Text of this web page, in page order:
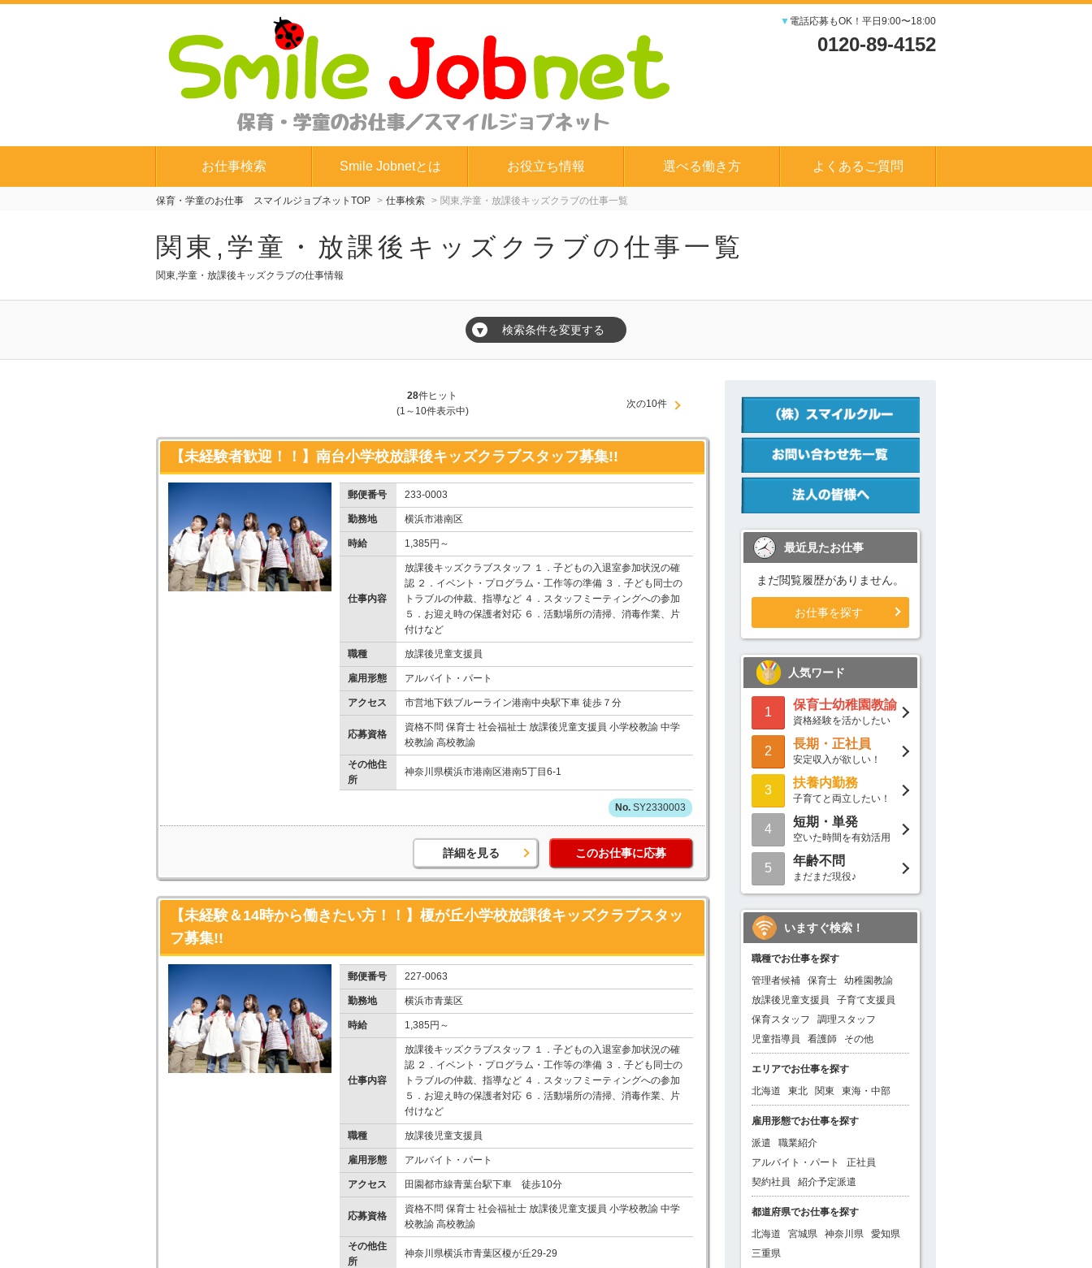
▼ 電話応募もOK！平日9:00〜18:00
0120-89-4152
お仕事検索 Smile Jobnetとは お役立ち情報 選べる働き方 よくあるご質問
保育・学童のお仕事 スマイルジョブネットTOP 仕事検索 関東,学童・放課後キッズクラブの仕事一覧
関東,学童・放課後キッズクラブの仕事一覧
関東,学童・放課後キッズクラブの仕事情報
▼ 検索条件を変更する
28件ヒット
(1～10件表示中)
次の10件
【未経験者歓迎！！】南台小学校放課後キッズクラブスタッフ募集!!
郵便番号 233-0003
勤務地 横浜市港南区
時給 1,385円～
仕事内容
放課後キッズクラブスタッフ １．子どもの入退室参加状況の確
認 ２．イベント・プログラム・工作等の準備 ３．子ども同士の
トラブルの仲裁、指導など ４．スタッフミーティングへの参加
５．お迎え時の保護者対応 ６．活動場所の清掃、消毒作業、片
付けなど
職種 放課後児童支援員
雇用形態 アルバイト・パート
アクセス 市営地下鉄ブルーライン港南中央駅下車 徒歩７分
応募資格
資格不問 保育士 社会福祉士 放課後児童支援員 小学校教諭 中学
校教諭 高校教諭
その他住
所
神奈川県横浜市港南区港南5丁目6-1
SY2330003
詳細を見る このお仕事に応募
【未経験＆14時から働きたい方！！】榎が丘小学校放課後キッズクラブスタッ
フ募集!!
郵便番号 227-0063
勤務地 横浜市青葉区
時給 1,385円～
仕事内容
放課後キッズクラブスタッフ １．子どもの入退室参加状況の確
認 ２．イベント・プログラム・工作等の準備 ３．子ども同士の
トラブルの仲裁、指導など ４．スタッフミーティングへの参加
５．お迎え時の保護者対応 ６．活動場所の清掃、消毒作業、片
付けなど
職種 放課後児童支援員
雇用形態 アルバイト・パート
アクセス 田園都市線青葉台駅下車 徒歩10分
応募資格
資格不問 保育士 社会福祉士 放課後児童支援員 小学校教諭 中学
校教諭 高校教諭
その他住
所
神奈川県横浜市青葉区榎が丘29-29
最近見たお仕事
まだ閲覧履歴がありません。
お仕事を探す
人気ワード
1
保育士幼稚園教諭
資格経験を活かしたい
2
長期・正社員
安定収入が欲しい！
3
扶養内勤務
子育てと両立したい！
4
短期・単発
空いた時間を有効活用
5
年齢不問
まだまだ現役♪
いますぐ検索！
職種でお仕事を探す
管理者候補
保育士
幼稚園教諭
放課後児童支援員
子育て支援員
保育スタッフ
調理スタッフ
児童指導員
看護師 その他
エリアでお仕事を探す
北海道
東北 関東 東海・中部
雇用形態でお仕事を探す
派遣
職業紹介
アルバイト・パート
正社員
契約社員
紹介予定派遣
都道府県でお仕事を探す
北海道
宮城県 神奈川県
愛知県
三重県